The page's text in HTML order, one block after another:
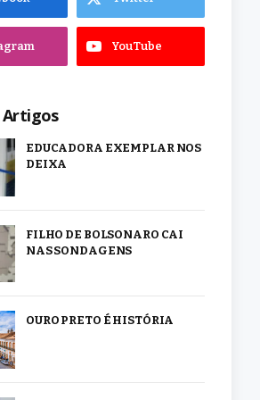
YouTube
EDUCADORA EXEMPLAR NOS
DEIXA
FILHO DE BOLSONARO CAI
NAS SONDAGENS
OURO PRETO É HISTÓRIA